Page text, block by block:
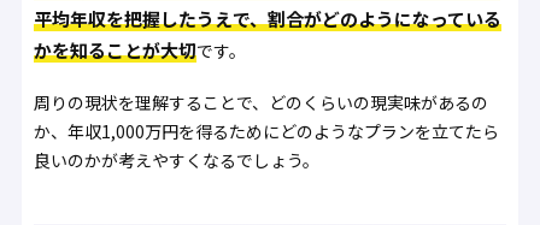
平均年収を把握したうえで、割合がどのようになっている
かを知ることが大切です。
周りの現状を理解することで、どのくらいの現実味があるの
か、年収1,000万円を得るためにどのようなプランを立てたら
良いのかが考えやすくなるでしょう。